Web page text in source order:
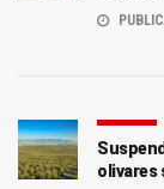
olivares